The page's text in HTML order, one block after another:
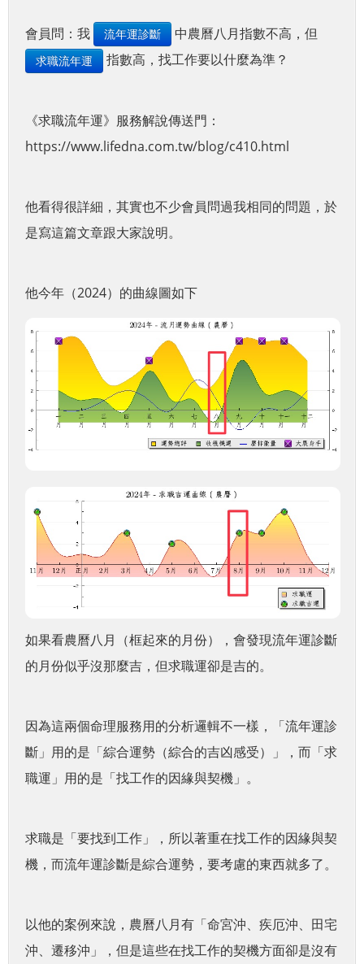
會員問：我 流年運診斷 中農曆八月指數不高，但
求職流年運 指數高，找工作要以什麼為準？
《求職流年運》服務解說傳送門：
https://www.lifedna.com.tw/blog/c410.html
他看得很詳細，其實也不少會員問過我相同的問題，於
是寫這篇文章跟大家說明。
他今年（2024）的曲線圖如下
如果看農曆八月（框起來的月份），會發現流年運診斷
的月份似乎沒那麼吉，但求職運卻是吉的。
因為這兩個命理服務用的分析邏輯不一樣，「流年運診
斷」用的是「綜合運勢（綜合的吉凶感受）」，而「求
職運」用的是「找工作的因緣與契機」。
求職是「要找到工作」，所以著重在找工作的因緣與契
機，而流年運診斷是綜合運勢，要考慮的東西就多了。
以他的案例來說，農曆八月有「命宮沖、疾厄沖、田宅
沖、遷移沖」，但是這些在找工作的契機方面卻是沒有